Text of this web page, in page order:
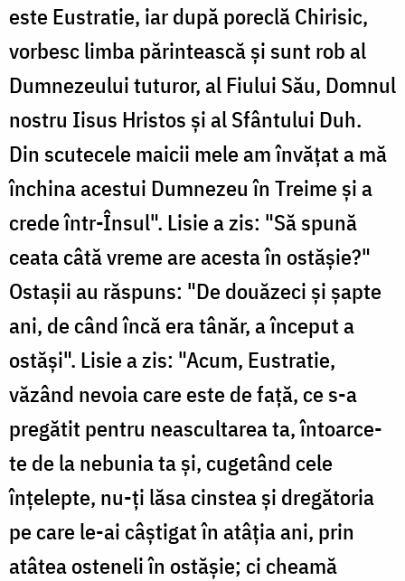
este Eustratie, iar după poreclă Chirisic,
vorbesc limba părintească şi sunt rob al
Dumnezeului tuturor, al Fiului Său, Domnul
nostru Iisus Hristos şi al Sfântului Duh.
Din scutecele maicii mele am învăţat a mă
închina acestui Dumnezeu în Treime şi a
crede într-Însul". Lisie a zis: "Să spună
ceata câtă vreme are acesta în ostăşie?"
Ostaşii au răspuns: "De douăzeci şi şapte
ani, de când încă era tânăr, a început a
ostăşi". Lisie a zis: "Acum, Eustratie,
văzând nevoia care este de faţă, ce s-a
pregătit pentru neascultarea ta, întoarce-
te de la nebunia ta şi, cugetând cele
înţelepte, nu-ţi lăsa cinstea şi dregătoria
pe care le-ai câştigat în atâţia ani, prin
atâtea osteneli în ostăşie; ci cheamă